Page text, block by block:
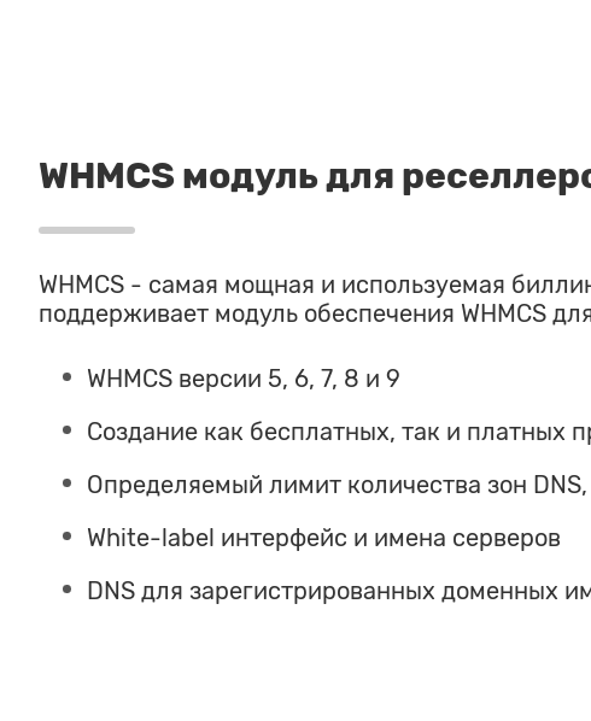
WHMCS модуль для
WHMCS - самая мощная и используемая
поддерживает модуль обеспечения WHMCS
WHMCS версии 5, 6, 7, 8 и 9
Создание как бесплатных, так и платных
Определяемый лимит количества зон
White-label интерфейс и имена серверов
DNS для зарегистрированных доменных